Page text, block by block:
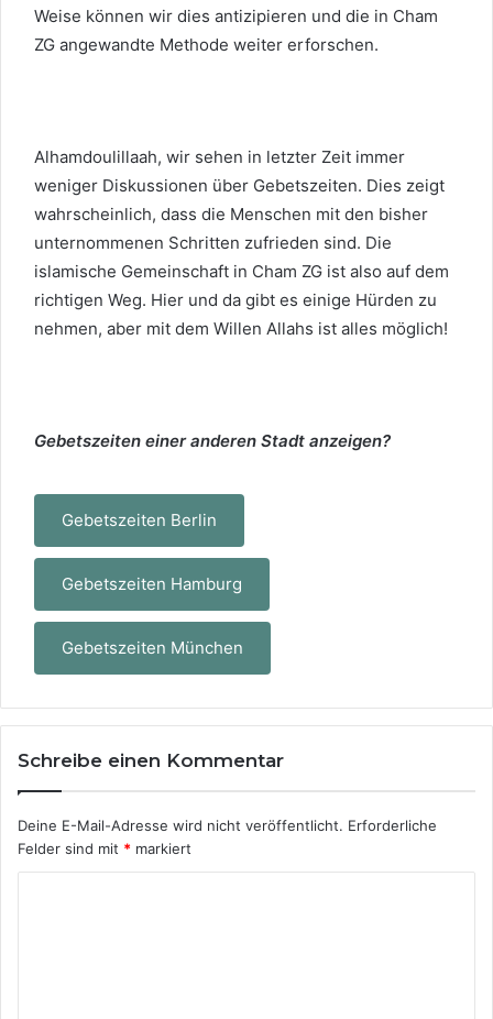
Weise können wir dies antizipieren und die in Cham
ZG angewandte Methode weiter erforschen.
Alhamdoulillaah, wir sehen in letzter Zeit immer
weniger Diskussionen über Gebetszeiten. Dies zeigt
wahrscheinlich, dass die Menschen mit den bisher
unternommenen Schritten zufrieden sind. Die
islamische Gemeinschaft in Cham ZG ist also auf dem
richtigen Weg. Hier und da gibt es einige Hürden zu
nehmen, aber mit dem Willen Allahs ist alles möglich!
Gebetszeiten einer anderen Stadt anzeigen?
Gebetszeiten Berlin
Gebetszeiten Hamburg
Gebetszeiten München
Schreibe einen Kommentar
Deine E-Mail-Adresse wird nicht veröffentlicht. Erforderliche
Felder sind mit * markiert